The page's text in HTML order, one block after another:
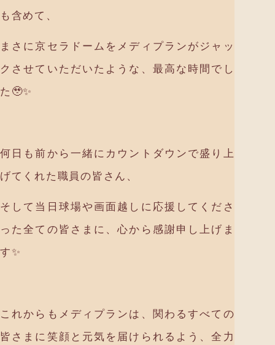
も含めて、
まさに京セラドームをメディプランがジャッ
クさせていただいたような、最高な時間でし
た🥹✨
何日も前から一緒にカウントダウンで盛り上
げてくれた職員の皆さん、
そして当日球場や画面越しに応援してくださ
った全ての皆さまに、心から感謝申し上げま
す✨
これからもメディプランは、関わるすべての
皆さまに笑顔と元気を届けられるよう、全力